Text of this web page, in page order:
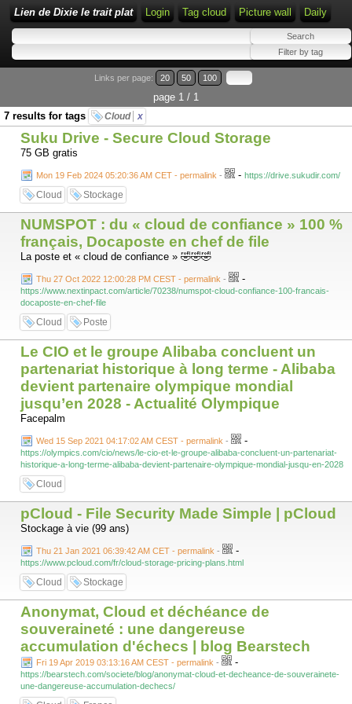
Lien de Dixie le trait plat Login Tag cloud Picture wall Daily
Links per page: 20 50 100
page 1 / 1
7 results for tags
Cloud x
Suku Drive - Secure Cloud Storage
75 GB gratis
Mon 19 Feb 2024 05:20:36 AM CET - permalink - - https://drive.sukudir.com/
Cloud Stockage
NUMSPOT : du « cloud de confiance » 100 %
français, Docaposte en chef de file
La poste et « cloud de confiance » 🤣🤣🤣
Thu 27 Oct 2022 12:00:28 PM CEST - permalink - -
https://www.nextinpact.com/article/70238/numspot-cloud-confiance-100-francais-
docaposte-en-chef-file
Cloud Poste
Le CIO et le groupe Alibaba concluent un
partenariat historique à long terme - Alibaba
devient partenaire olympique mondial
jusqu’en 2028 - Actualité Olympique
Facepalm
Wed 15 Sep 2021 04:17:02 AM CEST - permalink - -
https://olympics.com/cio/news/le-cio-et-le-groupe-alibaba-concluent-un-partenariat-
historique-a-long-terme-alibaba-devient-partenaire-olympique-mondial-jusqu-en-2028
Cloud
pCloud - File Security Made Simple | pCloud
Stockage à vie (99 ans)
Thu 21 Jan 2021 06:39:42 AM CET - permalink - -
https://www.pcloud.com/fr/cloud-storage-pricing-plans.html
Cloud Stockage
Anonymat, Cloud et déchéance de
souveraineté : une dangereuse
accumulation d'échecs | blog Bearstech
Fri 19 Apr 2019 03:13:16 AM CEST - permalink - -
https://bearstech.com/societe/blog/anonymat-cloud-et-decheance-de-souverainete-
une-dangereuse-accumulation-dechecs/